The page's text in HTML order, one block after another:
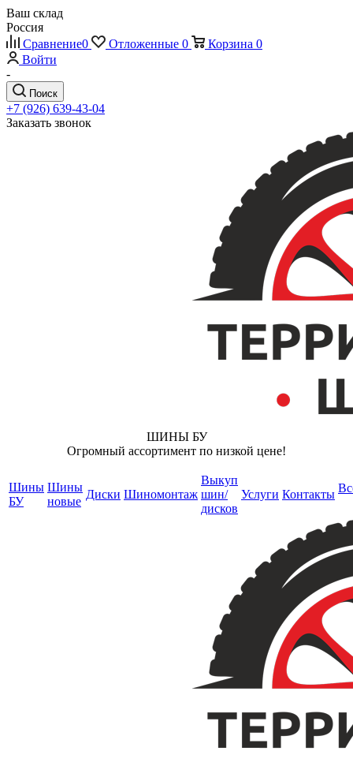
Ваш склад
Россия
Сравнение0 Отложенные 0 Корзина 0
Войти
-
Поиск
+7 (926) 639-43-04
Заказать звонок
ШИНЫ БУ
Огромный ассортимент по низкой цене!
Шины
БУ
Шины
новые
Диски Шиномонтаж
Выкуп
шин/
дисков
Услуги Контакты